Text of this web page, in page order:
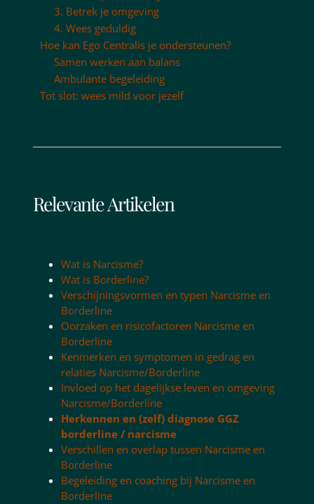
3. Betrek je omgeving
4. Wees geduldig
Hoe kan Ego Centralis je ondersteunen?
Samen werken aan balans
Ambulante begeleiding
Tot slot: wees mild voor jezelf
Relevante Artikelen
Wat is Narcisme?
Wat is Borderline?
Verschijningsvormen en typen Narcisme en
Borderline
Oorzaken en risicofactoren Narcisme en
Borderline
Kenmerken en symptomen in gedrag en
relaties Narcisme/Borderline
Invloed op het dagelijkse leven en omgeving
Narcisme/Borderline
Herkennen en (zelf) diagnose GGZ
borderline / narcisme
Verschillen en overlap tussen Narcisme en
Borderline
Begeleiding en coaching bij Narcisme en
Borderline